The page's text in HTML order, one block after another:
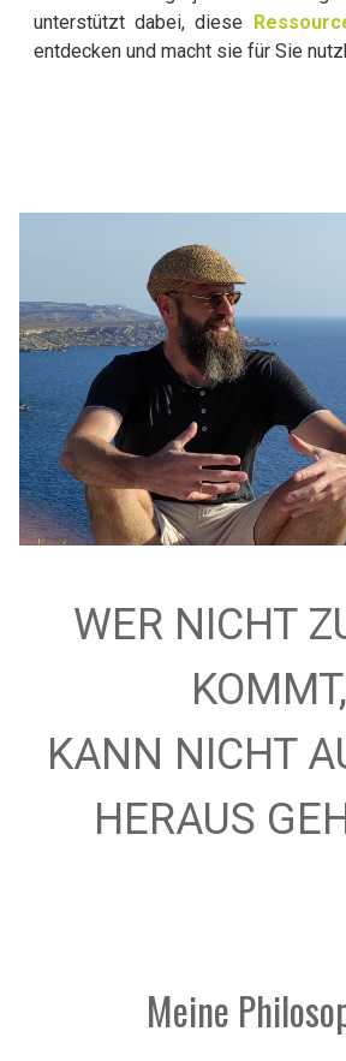
unterstützt dabei, diese
entdecken und macht sie für Sie
WER NICHT
KOMMT,
KANN NICHT
HERAUS
Meine